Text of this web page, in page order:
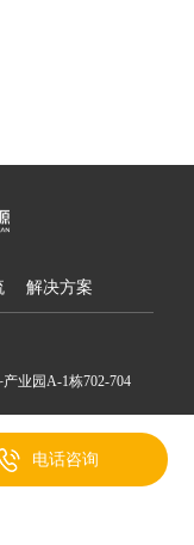
表
解决方案
业园A-1栋702-704
电话咨询